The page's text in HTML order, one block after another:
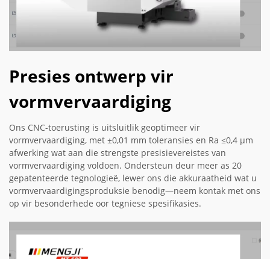
Presies ontwerp vir
vormvervaardiging
Ons CNC-toerusting is uitsluitlik geoptimeer vir
vormvervaardiging, met ±0,01 mm toleransies en Ra ≤0,4 µm
afwerking wat aan die strengste presisievereistes van
vormvervaardiging voldoen. Ondersteun deur meer as 20
gepatenteerde tegnologieë, lewer ons die akkuraatheid wat u
vormvervaardigingsproduksie benodig—neem kontak met ons
op vir besonderhede oor tegniese spesifikasies.